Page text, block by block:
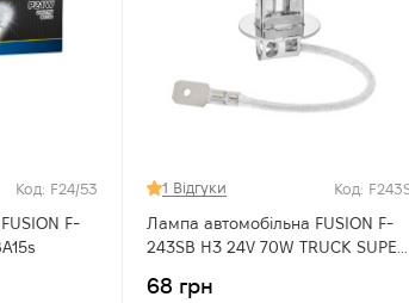
Код: F24/53
F-
1 Відгуки Код:
Лампа автомобільна FUSION F-
243SB H3 24V 70W TRUCK SUPER
68 грн